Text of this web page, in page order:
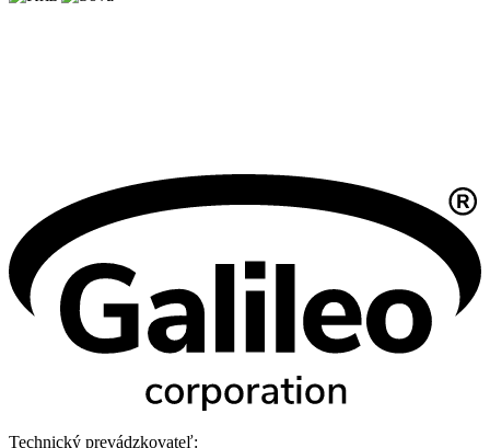
Technický prevádzkovateľ: